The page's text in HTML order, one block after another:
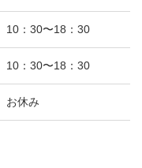
10：30〜18：30
10：30〜18：30
お休み